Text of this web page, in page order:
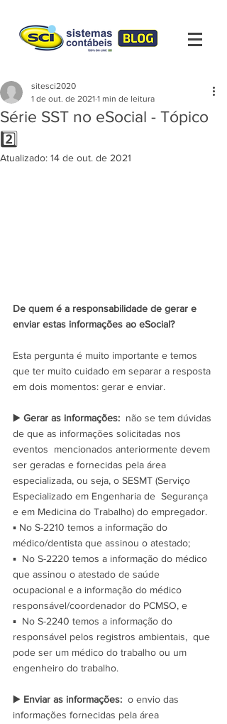
Série SST no eSocial - Tópico
2️⃣
sitesci2020
1 de out. de 2021 1 min de leitura
Atualizado: 14 de out. de 2021
De quem é a responsabilidade de gerar e
enviar estas informações ao eSocial?
Esta pergunta é muito importante e temos
que ter muito cuidado em separar a resposta
em dois momentos: gerar e enviar.
▶️ Gerar as informações:
  não se tem dúvidas
de que as informações solicitadas nos
eventos  mencionados anteriormente devem
ser geradas e fornecidas pela área
especializada, ou seja, o SESMT (Serviço
Especializado em Engenharia de  Segurança
e em Medicina do Trabalho) do empregador.
▪️ No S-2210 temos a informação do
médico/dentista que assinou o atestado;
▪️  No S-2220 temos a informação do médico
que assinou o atestado de saúde
ocupacional e a informação do médico
responsável/coordenador do PCMSO, e
▪️  No S-2240 temos a informação do
responsável pelos registros ambientais,  que
pode ser um médico do trabalho ou um
engenheiro do trabalho.
▶️ Enviar as informações:
  o envio das
informações fornecidas pela área